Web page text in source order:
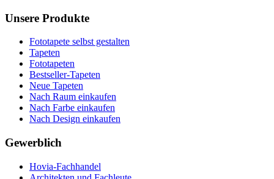
Unsere Produkte
Fototapete selbst gestalten
Tapeten
Fototapeten
Bestseller-Tapeten
Neue Tapeten
Nach Raum einkaufen
Nach Farbe einkaufen
Nach Design einkaufen
Gewerblich
Hovia-Fachhandel